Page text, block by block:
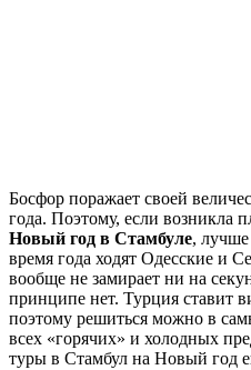
Босфор поражает своей
года. Поэтому, если возникла
Новый год в Стамбуле,
время года ходят Одесские и
вообще не замирает ни на
принципе нет. Турция ставит
поэтому решиться можно в
всех «горячих» и холодных
туры в Стамбул на Новый год